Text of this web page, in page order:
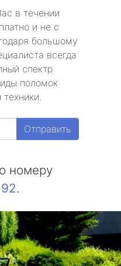
в течении
и не с
большому
всегда
спектр
поломок
Отправить
номеру
.